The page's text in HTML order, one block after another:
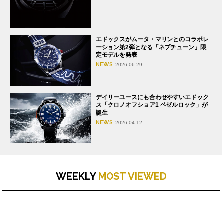
エドックスがムータ・マリンとのコラボレ
ーション第2弾となる「ネプチューン」限
定モデルを発表
NEWS 2026.06.29
デイリーユースにも合わせやすいエドック
ス「クロノオフショア1 ベゼルロック」が
誕生
NEWS 2026.04.12
WEEKLY MOST VIEWED